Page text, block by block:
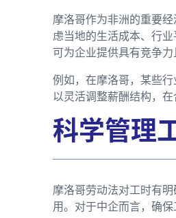
摩洛哥作为非洲的重要
虑当地的生活成本、行
可为企业提供具有竞争力
例如，在摩洛哥，某些
以灵活调整薪酬结构，
科学管理
摩洛哥劳动法对工时有
用。对于中企而言，确